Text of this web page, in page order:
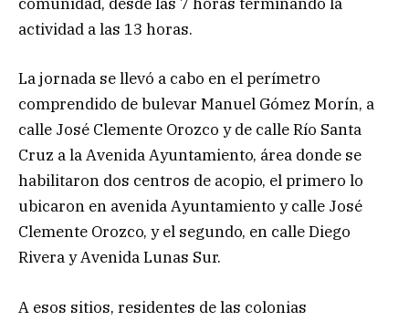
actividad a las 13 horas.
La jornada se llevó a cabo en el perímetro
comprendido de bulevar Manuel Gómez Morín, a
calle José Clemente Orozco y de calle Río Santa
Cruz a la Avenida Ayuntamiento, área donde se
habilitaron dos centros de acopio, el primero lo
ubicaron en avenida Ayuntamiento y calle José
Clemente Orozco, y el segundo, en calle Diego
Rivera y Avenida Lunas Sur.
A esos sitios, residentes de las colonias